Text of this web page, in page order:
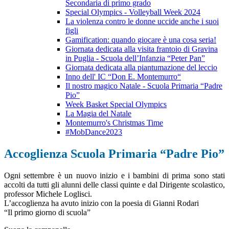
Secondaria di primo grado
Special Olympics - Volleyball Week 2024
La violenza contro le donne uccide anche i suoi
figli
Gamification: quando giocare è una cosa seria!
Giornata dedicata alla visita frantoio di Gravina
in Puglia - Scuola dell’Infanzia “Peter Pan”
Giornata dedicata alla piantumazione del leccio
Inno dell' IC “Don E. Montemurro“
Il nostro magico Natale - Scuola Primaria “Padre
Pio”
Week Basket Special Olympics
La Magia del Natale
Montemurro's Christmas Time
#MobDance2023
Accoglienza Scuola Primaria “Padre Pio”
Ogni settembre è un nuovo inizio e i bambini di prima sono stati
accolti da tutti gli alunni delle classi quinte e dal Dirigente scolastico,
professor Michele Loglisci.
L’accoglienza ha avuto inizio con la poesia di Gianni Rodari
“Il primo giorno di scuola”